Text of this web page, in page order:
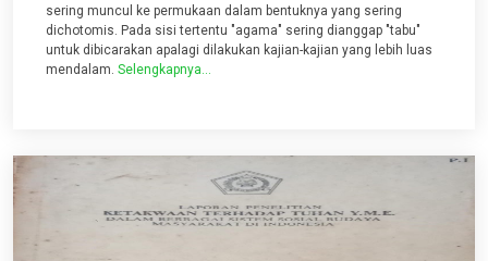
sering muncul ke permukaan dalam bentuknya yang sering
dichotomis. Pada sisi tertentu "agama" sering dianggap "tabu"
untuk dibicarakan apalagi dilakukan kajian-kajian yang lebih luas
mendalam. Selengkapnya...